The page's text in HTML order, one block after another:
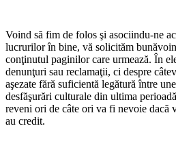
Voind să fim de folos şi asociindu-ne
lucrurilor în bine, vă solicităm
conţinutul paginilor care urmează. În
denunţuri sau reclamaţii, ci despre
aşezate fără suficientă legătură între
desfăşurări culturale din ultima
reveni ori de câte ori va fi nevoie dacă
au credit.